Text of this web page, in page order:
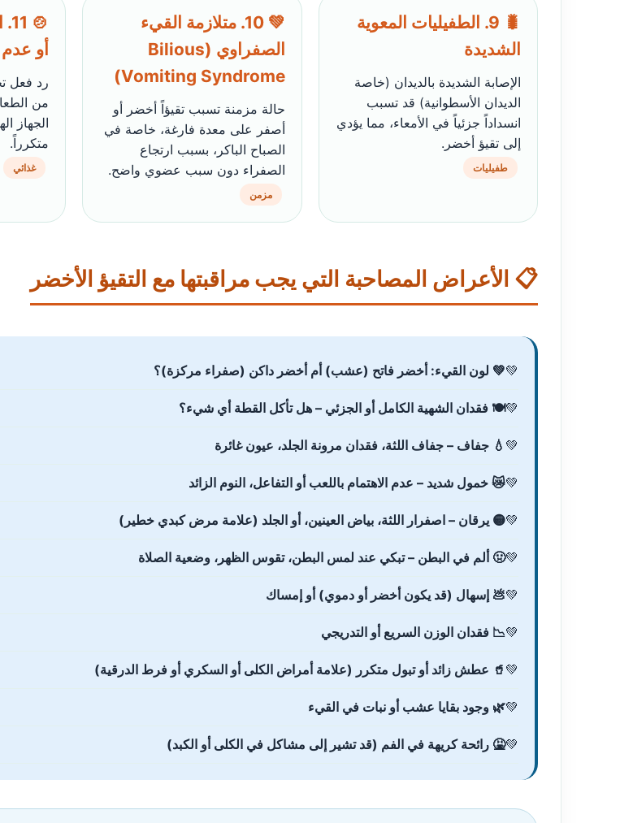
🐛 9. الطفيليات المعوية
الشديدة
الإصابة الشديدة بالديدان (خاصة
الديدان الأسطوانية) قد تسبب
انسداداً جزئياً في الأمعاء، مما يؤدي
إلى تقيؤ أخضر.
طفيليات
💚 10. متلازمة القيء
الصفراوي (Bilious
Vomiting Syndrome)
حالة مزمنة تسبب تقيؤاً أخضر أو
أصفر على معدة فارغة، خاصة في
الصباح الباكر، بسبب ارتجاع
الصفراء دون سبب عضوي واضح.
مزمن
أو
رد فعل
من
الجهاز
متكرراً.
غذائي
📋 الأعراض المصاحبة التي يجب مراقبتها مع التقيؤ الأخضر
💚 لون القيء: أخضر فاتح (عشب) أم أخضر داكن (صفراء مركزة)؟
🍽️ فقدان الشهية الكامل أو الجزئي – هل تأكل القطة أي شيء؟
💧 جفاف – جفاف اللثة، فقدان مرونة الجلد، عيون غائرة
😿 خمول شديد – عدم الاهتمام باللعب أو التفاعل، النوم الزائد
🟡 يرقان – اصفرار اللثة، بياض العينين، أو الجلد (علامة مرض كبدي خطير)
🤢 ألم في البطن – تبكي عند لمس البطن، تقوس الظهر، وضعية الصلاة
💩 إسهال (قد يكون أخضر أو دموي) أو إمساك
📉 فقدان الوزن السريع أو التدريجي
🥤 عطش زائد أو تبول متكرر (علامة أمراض الكلى أو السكري أو فرط الدرقية)
🌿 وجود بقايا عشب أو نبات في القيء
🤮 رائحة كريهة في الفم (قد تشير إلى مشاكل في الكلى أو الكبد)